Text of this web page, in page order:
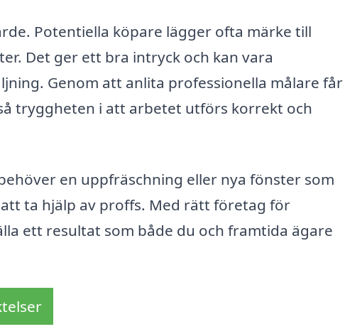
Potentiella köpare lägger ofta märke till
Det ger ett bra intryck och kan vara
Genom att anlita professionella målare får
tryggheten i att arbetet utförs korrekt och
en uppfräschning eller nya fönster som
ta hjälp av proffs. Med rätt företag för
ett resultat som både du och framtida ägare